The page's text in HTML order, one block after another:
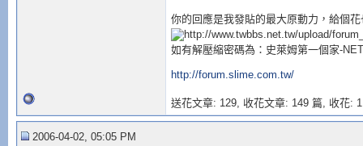
slideimages[1]=
slideimages[2]=
if (slideimages
else
你的回應是我發貼的最大原動力，給個花
如有解壓縮密碼為：史萊姆第一個家-
http://forum.slime.com.tw/
送花文章: 129, 收花文章: 149 篇, 收花:
2006-04-02, 05:05 PM